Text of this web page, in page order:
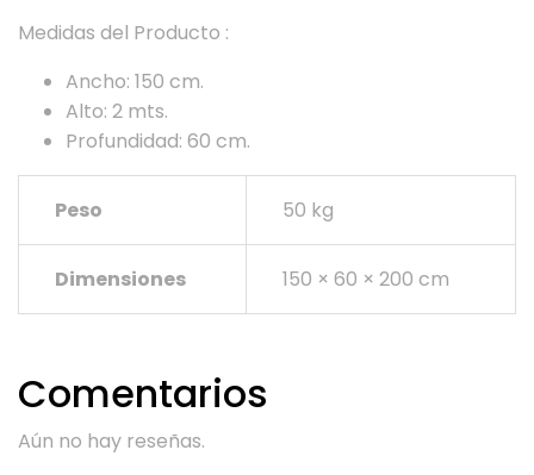
Medidas del Producto :
Ancho: 150 cm.
Alto: 2 mts.
Profundidad: 60 cm.
Peso 50 kg
Dimensiones 150 × 60 × 200 cm
Comentarios
Aún no hay reseñas.